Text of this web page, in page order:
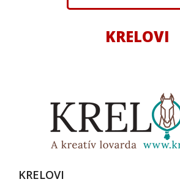
KRELOVI
KRELOVI